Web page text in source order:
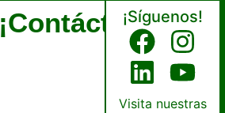
¡Contáctanos!
¡Síguenos!
Visita nuestras